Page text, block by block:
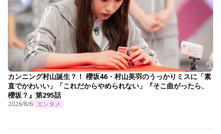
カンニング村山誕生？！ 櫻坂46・村山美羽のうっかりミスに「素
直でかわいい」「これだからやめられない」『そこ曲がったら、
櫻坂？』第295話
2026/8/6 エンタメ